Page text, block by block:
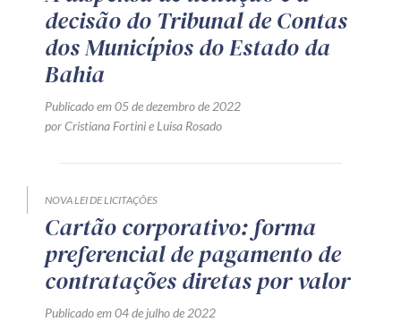
decisão do Tribunal de Contas
dos Municípios do Estado da
Bahia
Publicado em 05 de dezembro de 2022
porCristiana FortinieLuisa Rosado
NOVA LEI DE LICITAÇÕES
Cartão corporativo: forma
preferencial de pagamento de
contratações diretas por valor
Publicado em 04 de julho de 2022